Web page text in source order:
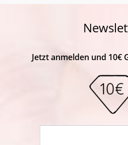
Jetzt anmelden und 10€